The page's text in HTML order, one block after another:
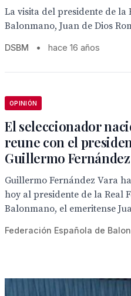
La visita del presidente de la
Balonmano, Juan de Dios
DSBM • hace 16 años
OPINIÓN
El seleccionador
reune con el
Guillermo
Guillermo Fernández Vara
hoy al presidente de la Real
Balonmano, el emeritense
Federación Española de